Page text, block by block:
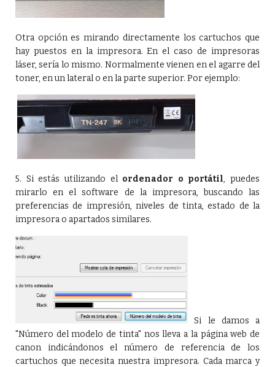
Otra opción es mirando directamente los cartuchos que
hay puestos en la impresora. En el caso de impresoras
láser, sería lo mismo. Normalmente vienen en el agarre del
toner, en un lateral o en la parte superior. Por ejemplo:
5. Si estás utilizando el ordenador o portátil, puedes
mirarlo en el software de la impresora, buscando las
preferencias de impresión, niveles de tinta, estado de la
impresora o apartados similares.
Si le damos a
"Número del modelo de tinta" nos lleva a la página web de
canon indicándonos el número de referencia de los
cartuchos que necesita nuestra impresora. Cada marca y